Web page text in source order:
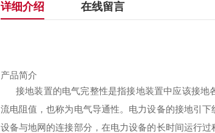
详细介绍 在线留言
产品简介
接地装置的电气完整性是指接地装置中应该接地
流电阻值，也称为电气导通性。电力设备的接地引
设备与地网的连接部分，在电力设备的长时间运行